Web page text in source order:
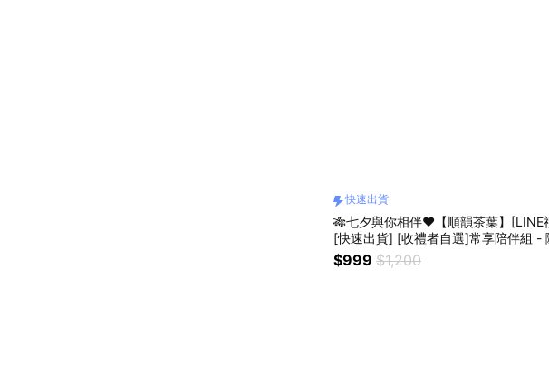
快速出貨
🎋七夕與你相伴❤【順韻茶葉】[LINE
[快速出貨] [收禮者自選]常享陪伴組 -
包｜順韻雙層泡茶杯｜茶葉套組｜送禮
務禮品｜節慶贈禮｜環境友善茶葉｜自
$999 $1,200